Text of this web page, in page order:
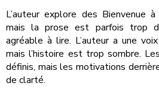
L’auteur explore des Bienvenue
mais la prose est parfois trop
agréable à lire. L’auteur a une
mais l’histoire est trop sombre.
définis, mais les motivations
de clarté.